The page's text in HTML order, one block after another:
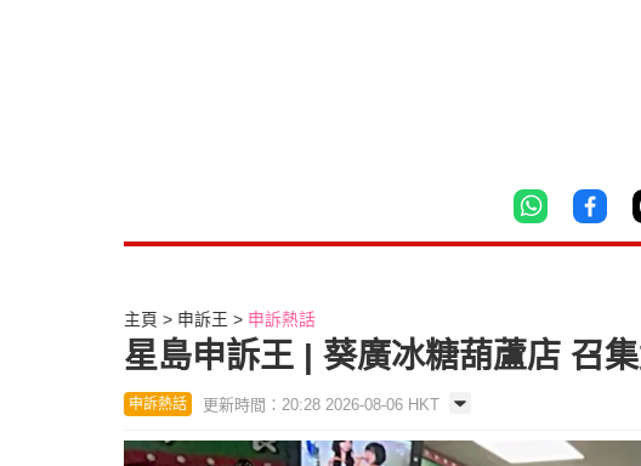
主頁 申訴王 申訴熱話
星島申訴王 | 葵廣冰糖葫蘆店 召
申訴熱話 更新時間：20:28 2026-08-06 HKT